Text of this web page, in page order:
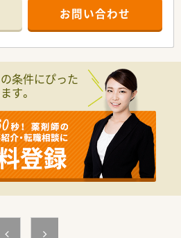
齢層の方がバランスよく在籍しています
剤師は30代前半の女性で人当たりの良
る40代前半の男性は面倒見の良くサポ
す
あたり業務拡充のためエリアマネージ
店舗3店舗のラウンダー
準備業務など）
て勤務している方の右腕として活躍い
持ちで、その上のキャリアアップを考え
お問い合わせ
条件にぴった
す。